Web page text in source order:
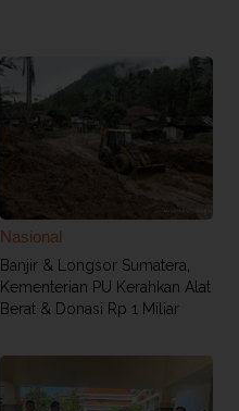
Nasional
Banjir & Longsor Sumatera,
Kementerian PU Kerahkan Alat
Berat & Donasi Rp 1 Miliar